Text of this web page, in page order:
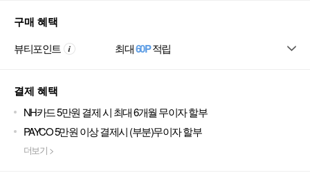
구매 혜택
뷰티포인트 최대60P적립
결제 혜택
NH카드 5만원 결제 시 최대 6개월 무이자 할부
PAYCO 5만원 이상 결제시 (부분)무이자 할부
더보기 >